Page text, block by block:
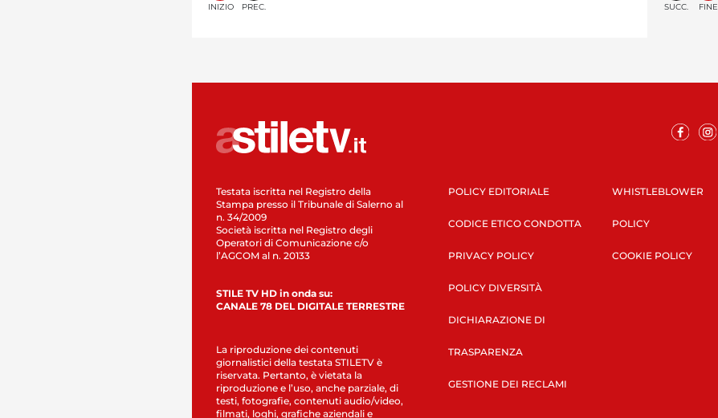
INIZIO PREC. SUCC. FINE
Testata iscritta nel Registro della
Stampa presso il Tribunale di Salerno al
n. 34/2009
Società iscritta nel Registro degli
Operatori di Comunicazione c/o
l’AGCOM al n. 20133
STILE TV HD in onda su:
CANALE 78 DEL DIGITALE TERRESTRE
La riproduzione dei contenuti
giornalistici della testata STILETV è
riservata. Pertanto, è vietata la
riproduzione e l’uso, anche parziale, di
testi, fotografie, contenuti audio/video,
filmati, loghi, grafiche aziendali e
POLICY EDITORIALE
CODICE ETICO CONDOTTA
PRIVACY POLICY
POLICY DIVERSITÀ
DICHIARAZIONE DI
TRASPARENZA
GESTIONE DEI RECLAMI
WHISTLEBLOWER
POLICY
COOKIE POLICY